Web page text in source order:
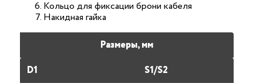
Кольцо для фиксации брони кабеля
Накидная гайка
Размеры, мм
D1
S1/S2